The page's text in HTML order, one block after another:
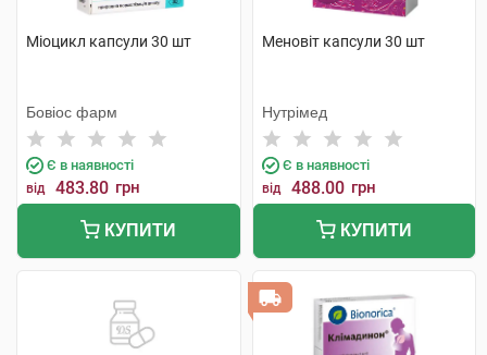
Міоцикл капсули 30 шт
Бовіос фарм
Є в наявності
від 483.80 грн
КУПИТИ
Меновіт капсули 30 шт
Нутрімед
Є в наявності
від 488.00 грн
КУПИТИ